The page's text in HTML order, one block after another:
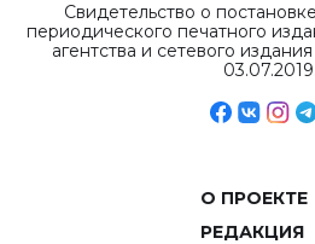
Свидетельство о
периодического печатного
агентства и сетевого
03.07.2019.
О ПРОЕКТЕ
РЕДАКЦИЯ